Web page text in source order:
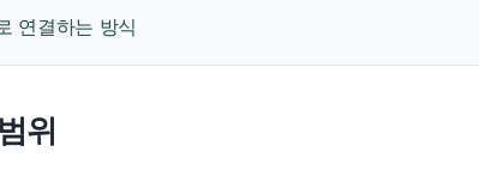
연결하는 방식
위